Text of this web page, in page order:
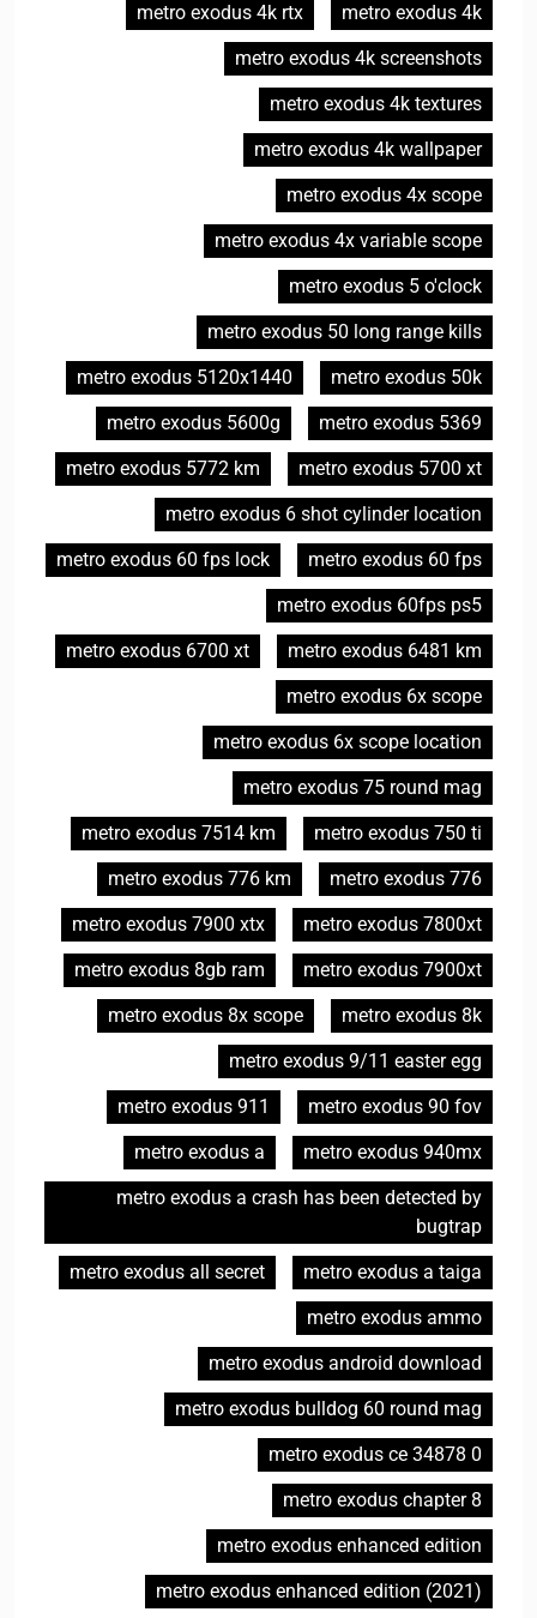
metro exodus 4k
metro exodus 4k rtx
metro exodus 4k screenshots
metro exodus 4k textures
metro exodus 4k wallpaper
metro exodus 4x scope
metro exodus 4x variable scope
metro exodus 5 o'clock
metro exodus 50 long range kills
metro exodus 50k
metro exodus 5120x1440
metro exodus 5369
metro exodus 5600g
metro exodus 5700 xt
metro exodus 5772 km
metro exodus 6 shot cylinder location
metro exodus 60 fps
metro exodus 60 fps lock
metro exodus 60fps ps5
metro exodus 6481 km
metro exodus 6700 xt
metro exodus 6x scope
metro exodus 6x scope location
metro exodus 75 round mag
metro exodus 750 ti
metro exodus 7514 km
metro exodus 776
metro exodus 776 km
metro exodus 7800xt
metro exodus 7900 xtx
metro exodus 7900xt
metro exodus 8gb ram
metro exodus 8k
metro exodus 8x scope
metro exodus 9/11 easter egg
metro exodus 90 fov
metro exodus 911
metro exodus 940mx
metro exodus a
metro exodus a crash has been detected by
bugtrap
metro exodus a taiga
metro exodus all secret
metro exodus ammo
metro exodus android download
metro exodus bulldog 60 round mag
metro exodus ce 34878 0
metro exodus chapter 8
metro exodus enhanced edition
metro exodus enhanced edition (2021)